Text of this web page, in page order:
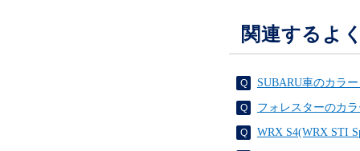
関連するよ
SUBARU車のカラ
フォレスターのカ
WRX S4(WRX STI